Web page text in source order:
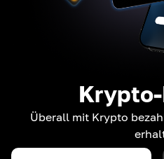
Überall mit Krypto